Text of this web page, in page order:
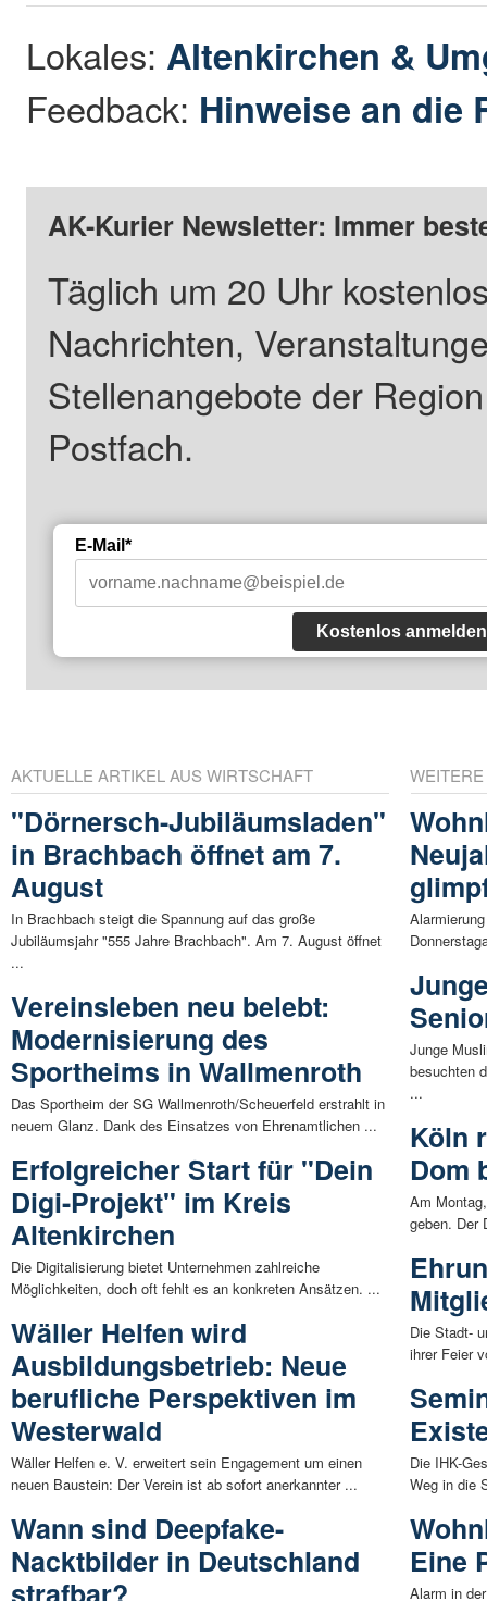
Lokales: Altenkirchen &
Feedback: Hinweise an die
AK-Kurier Newsletter: Immer
Täglich um 20 Uhr
Nachrichten,
Stellenangebote der
Postfach.
E-Mail*
Kostenlos anmelden
AKTUELLE ARTIKEL AUS WIRTSCHAFT
"Dörnersch-Jubiläumsladen"
in Brachbach öffnet am 7.
August
In Brachbach steigt die Spannung auf das große
Jubiläumsjahr "555 Jahre Brachbach". Am 7. August öffnet
...
Vereinsleben neu belebt:
Modernisierung des
Sportheims in Wallmenroth
Das Sportheim der SG Wallmenroth/Scheuerfeld erstrahlt in
neuem Glanz. Dank des Einsatzes von Ehrenamtlichen ...
Erfolgreicher Start für "Dein
Digi-Projekt" im Kreis
Altenkirchen
Die Digitalisierung bietet Unternehmen zahlreiche
Möglichkeiten, doch oft fehlt es an konkreten Ansätzen. ...
Wäller Helfen wird
Ausbildungsbetrieb: Neue
berufliche Perspektiven im
Westerwald
Wäller Helfen e. V. erweitert sein Engagement um einen
neuen Baustein: Der Verein ist ab sofort anerkannter ...
Wann sind Deepfake-
Nacktbilder in Deutschland
Junge
besuchten
...
Köln
Dom
Am
geben. Der
Die Stadt-
ihrer Feier
Die IHK-
Weg in die
Eine
Alarm in